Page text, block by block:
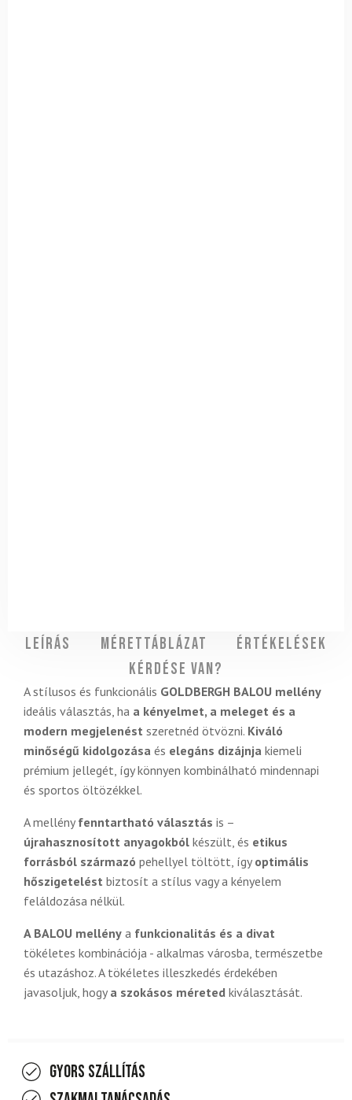
Leírás Mérettáblázat
Értékelések
Kérdése van?
A stílusos és funkcionális GOLDBERGH BALOU mellény
ideális választás, ha a kényelmet, a meleget és a
modern megjelenést szeretnéd ötvözni. Kiváló
minőségű kidolgozása és elegáns dizájnja kiemeli
prémium jellegét, így könnyen kombinálható mindennapi
és sportos öltözékkel.
A mellény fenntartható választás is –
újrahasznosított anyagokból készült, és etikus
forrásból származó pehellyel töltött, így optimális
hőszigetelést biztosít a stílus vagy a kényelem
feláldozása nélkül.
A BALOU mellény a funkcionalitás és a divat
tökéletes kombinációja - alkalmas városba, természetbe
és utazáshoz. A tökéletes illeszkedés érdekében
javasoljuk, hogy a szokásos méreted kiválasztását.
Gyors szállítás